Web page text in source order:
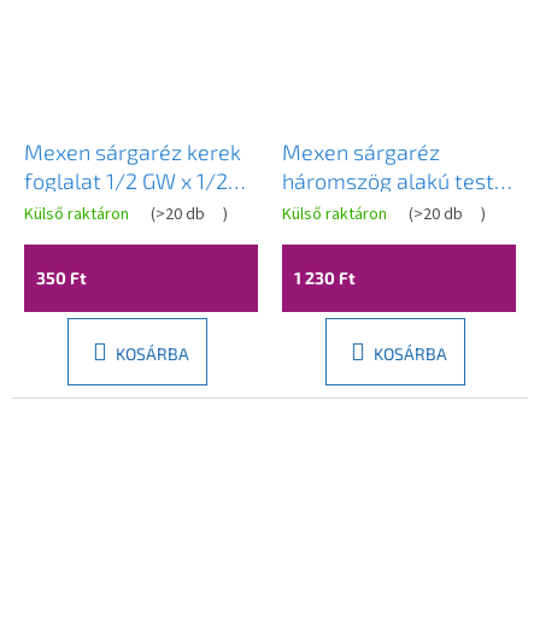
Mexen sárgaréz kerek
foglalat 1/2 GW x 1/2
GZ, 10 mm - W97415-
1212-10
Külső raktáron (>20 db )
350 Ft
KOSÁRBA
Mexen sárgaréz
háromszög alakú test
3/4 GW x 3/4 GW x 3/4
GW - W97403-343434
Külső raktáron (>20 db )
1 230 Ft
KOSÁRBA